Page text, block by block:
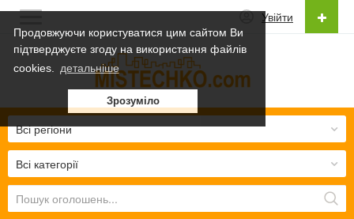
Продовжуючи користуватися цим сайтом Ви
підтверджуєте згоду на використання файлів
cookies.
детальніше
Зрозуміло
Увійти
Українська
Українська
Русский
Всі категорії
Всі регіони